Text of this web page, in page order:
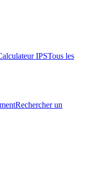
IPSTous les
Rechercher un